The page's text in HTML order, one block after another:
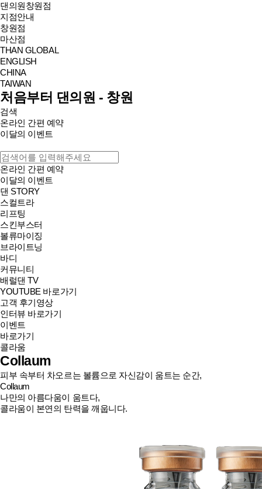
댄의원창원점
지점안내
창원점
마산점
THAN GLOBAL
ENGLISH
CHINA
TAIWAN
처음부터 댄의원 - 창원
검색
온라인 간편 예약
이달의 이벤트
온라인 간편 예약
이달의 이벤트
댄 STORY
스컬트라
리프팅
스킨부스터
볼류마이징
브라이트닝
바디
커뮤니티
배럴댄 TV
YOUTUBE 바로가기
고객 후기영상
인터뷰 바로가기
이벤트
바로가기
콜라움
Collaum
피부 속부터 차오르는 볼륨으로 자신감이 움트는 순간,
Collaum
나만의 아름다움이 움트다,
콜라움이 본연의 탄력을 깨웁니다.